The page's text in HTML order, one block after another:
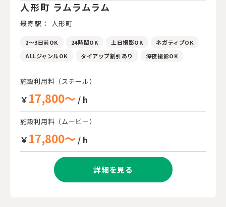
人形町 ラムラムラム
最寄駅： 人形町
2～3日前OK 24時間OK 土日撮影OK
ネガティブOK
ALLジャンルOK
タイアップ割引あり 深夜撮影OK
施設利用料（スチール）
￥ 17,800～ / h
施設利用料（ムービー）
￥ 17,800～ / h
詳細を見る